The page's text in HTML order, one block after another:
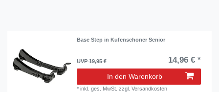
Base Step in Kufenschoner Senior
UVP 19,95 € 14,96 € *
In den Warenkorb
*inkl. ges. MwSt. zzgl.Versandkosten